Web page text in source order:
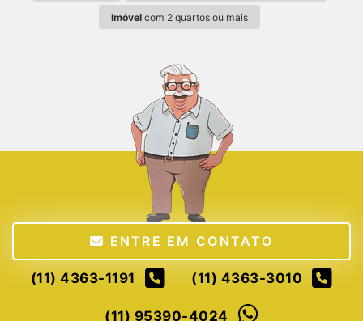
Imóvel com 2 quartos ou mais
ENTRE EM CONTATO
(11) 4363-1191 (11) 4363-3010
(11) 95390-4024